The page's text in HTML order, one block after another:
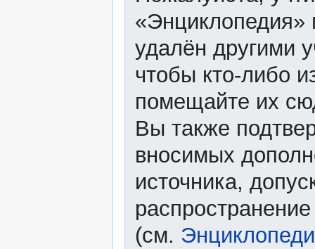
«Энциклопедия»
удалён другими
чтобы кто-либо
помещайте их
Вы также
вносимых
источника,
(см.